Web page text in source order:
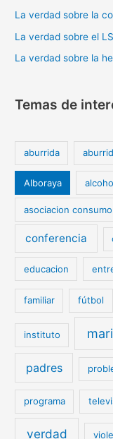
La verdad sobre la
La verdad sobre el
La verdad sobre la
Temas de
aburrida
Alboraya
asociacion consumo
conferencia
educacion
familiar fútbol
instituto
padres
programa
verdad